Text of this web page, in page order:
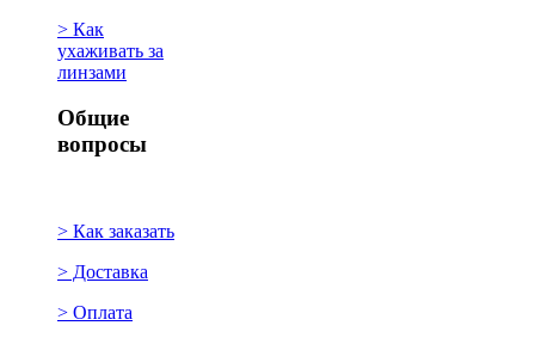
> Как
ухаживать за
линзами
Общие
вопросы
> Как заказать
> Доставка
> Оплата